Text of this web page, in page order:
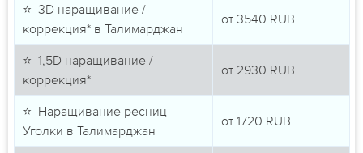
⭐ 3D наращивание /
коррекция* в Талимарджан
от 3540 RUB
⭐ 1,5D наращивание /
коррекция*
от 2930 RUB
⭐ Наращивание ресниц
Уголки в Талимарджан
от 1720 RUB